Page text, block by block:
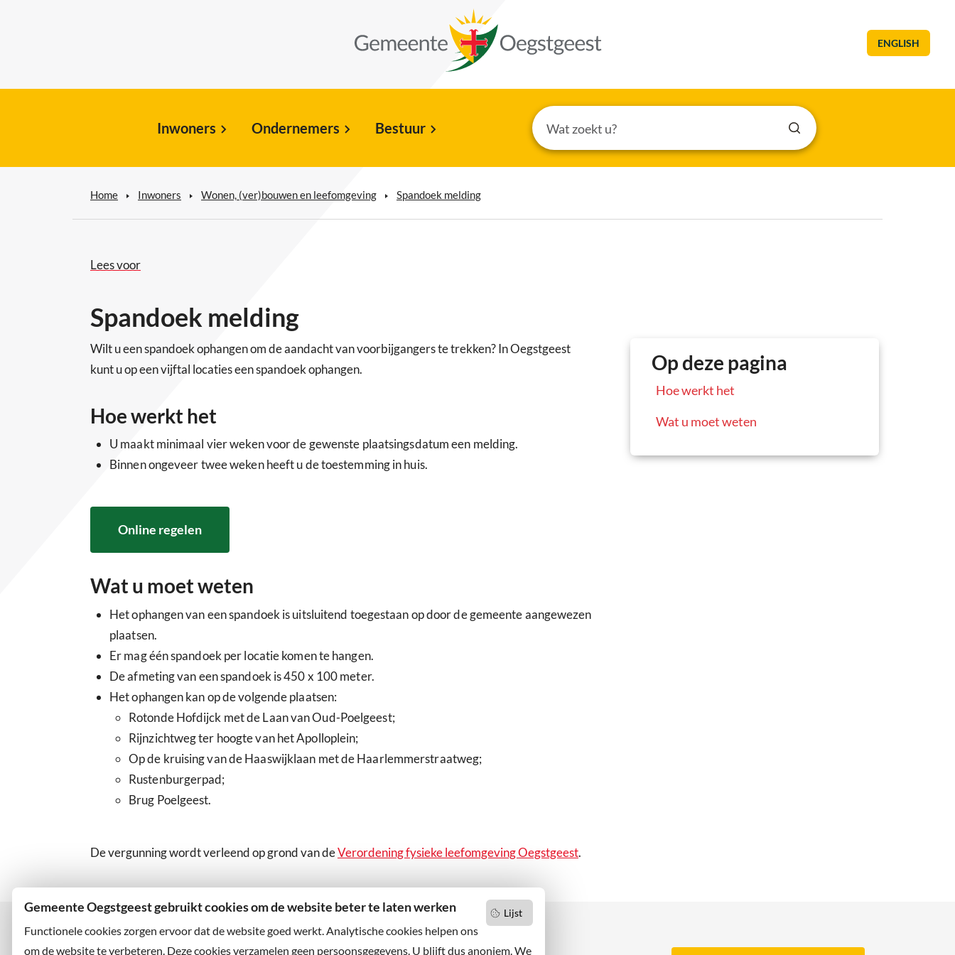
Lijst
Gemeente Oegstgeest gebruikt cookies om de website beter te laten werken
Functionele cookies zorgen ervoor dat de website goed werkt. Analytische cookies helpen ons
om de website te verbeteren. Deze cookies verzamelen geen persoonsgegevens. U blijft dus anoniem. We
ENGLISH
Inwoners Ondernemers Bestuur
Home Inwoners Wonen, (ver)bouwen en leefomgeving Spandoek melding
Lees voor
Spandoek melding
Op deze pagina
Hoe werkt het
Wat u moet weten
Wilt u een spandoek ophangen om de aandacht van voorbijgangers te trekken? In Oegstgeest
kunt u op een vijftal locaties een spandoek ophangen.
Hoe werkt het
U maakt minimaal vier weken voor de gewenste plaatsingsdatum een melding.
Binnen ongeveer twee weken heeft u de toestemming in huis.
Online regelen
Wat u moet weten
Het ophangen van een spandoek is uitsluitend toegestaan op door de gemeente aangewezen
plaatsen.
Er mag één spandoek per locatie komen te hangen.
De afmeting van een spandoek is 450 x 100 meter.
Het ophangen kan op de volgende plaatsen:
Rotonde Hofdijck met de Laan van Oud-Poelgeest;
Rijnzichtweg ter hoogte van het Apolloplein;
Op de kruising van de Haaswijklaan met de Haarlemmerstraatweg;
Rustenburgerpad;
Brug Poelgeest.
De vergunning wordt verleend op grond van deVerordening fysieke leefomgeving Oegstgeest.